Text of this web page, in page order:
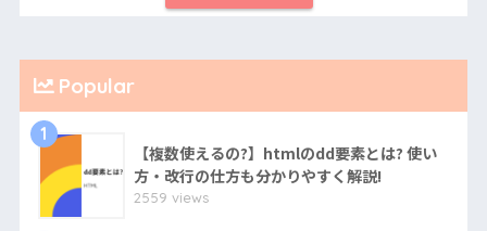
Popular
1
【複数使えるの?】htmlのdd要素とは? 使い
方・改行の仕方も分かりやすく解説!
2559 views